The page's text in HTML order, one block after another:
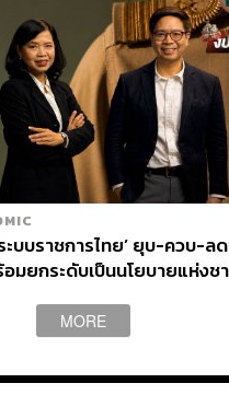
ะบบราชการไทย’ ยุบ-ควบ-ล
มยกระดับเป็นนโยบายแห่งช
MORE